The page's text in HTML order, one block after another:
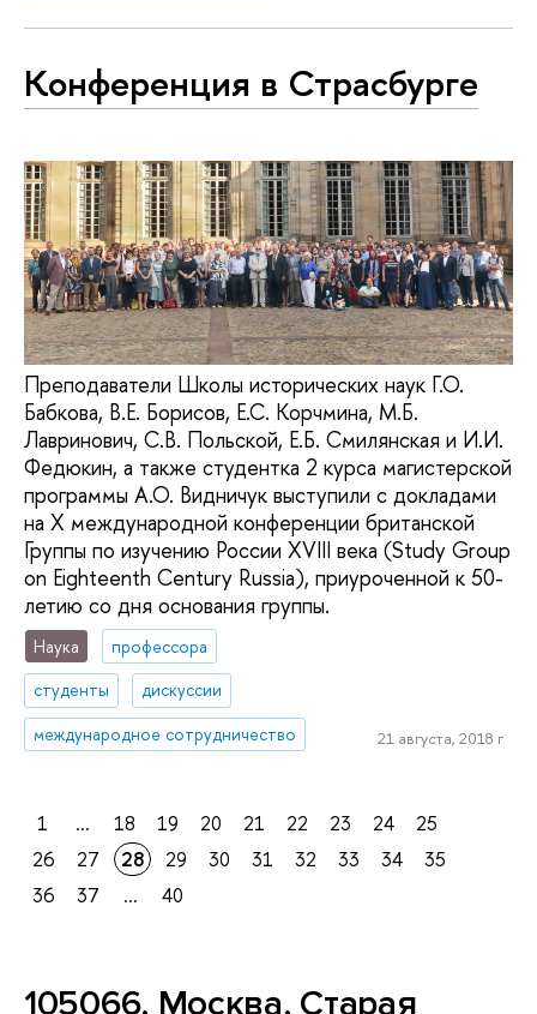
Конференция в Страсбурге
Преподаватели Школы исторических наук Г.О.
Бабкова, В.Е. Борисов, Е.С. Корчмина, М.Б.
Лавринович, С.В. Польской, Е.Б. Смилянская и И.И.
Федюкин, а также студентка 2 курса магистерской
программы А.О. Видничук выступили с докладами
на Х международной конференции британской
Группы по изучению России XVIII века (Study Group
on Eighteenth Century Russia), приуроченной к 50-
летию со дня основания группы.
Наука
профессора
студенты
дискуссии
международное сотрудничество
21 августа, 2018 г.
1 ... 18 19 20 21 22 23 24
25
26
27 28 29 30 31 32 33 34
35
36
37 ... 40
105066, Москва, Старая